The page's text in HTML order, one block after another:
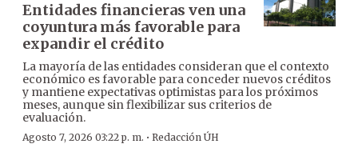
Entidades financieras ven una
coyuntura más favorable para
expandir el crédito
La mayoría de las entidades consideran que el contexto
económico es favorable para conceder nuevos créditos
y mantiene expectativas optimistas para los próximos
meses, aunque sin flexibilizar sus criterios de
evaluación.
Agosto 7, 2026 03:22 p. m. · Redacción ÚH